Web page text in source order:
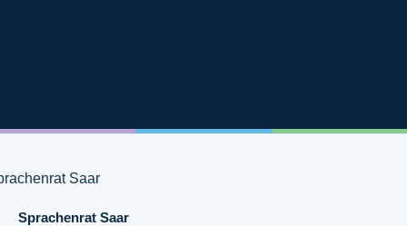
Sprachenrat Saar